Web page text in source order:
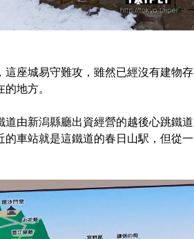
座城易守難攻，雖然已經沒有建物存
地方。
由新潟縣廳出資經營的越後心跳鐵道
的車站就是這鐵道的春日山駅，但從一